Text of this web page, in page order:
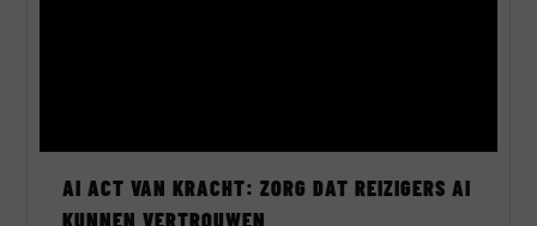
AI ACT VAN KRACHT: ZORG DAT REIZIGERS AI
KUNNEN VERTROUWEN